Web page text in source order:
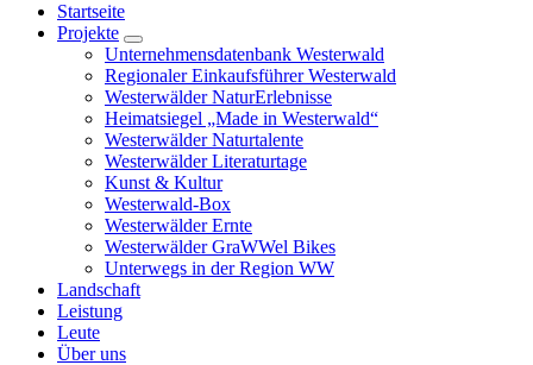
Startseite
Projekte
Unternehmensdatenbank Westerwald
Regionaler Einkaufsführer Westerwald
Westerwälder NaturErlebnisse
Heimatsiegel „Made in Westerwald“
Westerwälder Naturtalente
Westerwälder Literaturtage
Kunst & Kultur
Westerwald-Box
Westerwälder Ernte
Westerwälder GraWWel Bikes
Unterwegs in der Region WW
Landschaft
Leistung
Leute
Über uns